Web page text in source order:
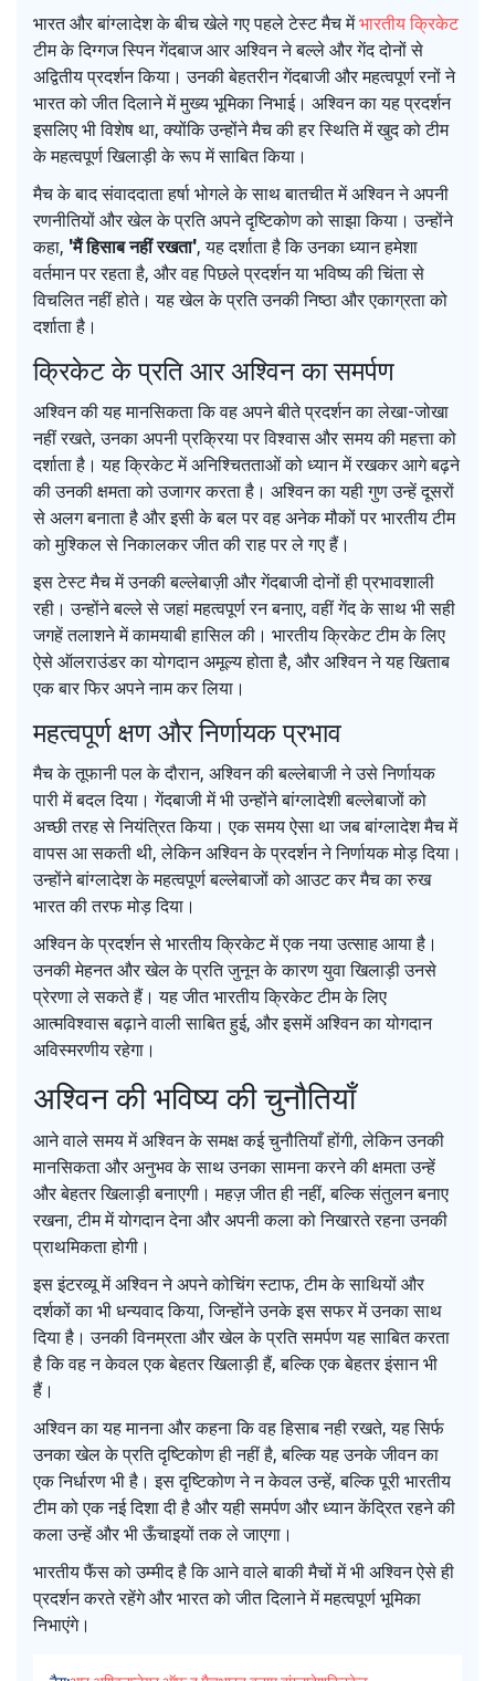
भारत और बांग्लादेश के बीच खेले गए पहले टेस्ट मैच मेंभारतीय क्रिकेट
टीम के दिग्गज स्पिन गेंदबाज आर अश्विन ने बल्ले और गेंद दोनों से
अद्वितीय प्रदर्शन किया। उनकी बेहतरीन गेंदबाजी और महत्वपूर्ण रनों ने
भारत को जीत दिलाने में मुख्य भूमिका निभाई। अश्विन का यह प्रदर्शन
इसलिए भी विशेष था, क्योंकि उन्होंने मैच की हर स्थिति में खुद को टीम
के महत्वपूर्ण खिलाड़ी के रूप में साबित किया।
मैच के बाद संवाददाता हर्षा भोगले के साथ बातचीत में अश्विन ने अपनी
रणनीतियों और खेल के प्रति अपने दृष्टिकोण को साझा किया। उन्होंने
कहा, 'मैं हिसाब नहीं रखता', यह दर्शाता है कि उनका ध्यान हमेशा
वर्तमान पर रहता है, और वह पिछले प्रदर्शन या भविष्य की चिंता से
विचलित नहीं होते। यह खेल के प्रति उनकी निष्ठा और एकाग्रता को
दर्शाता है।
क्रिकेट के प्रति आर अश्विन का समर्पण
अश्विन की यह मानसिकता कि वह अपने बीते प्रदर्शन का लेखा-जोखा
नहीं रखते, उनका अपनी प्रक्रिया पर विश्वास और समय की महत्ता को
दर्शाता है। यह क्रिकेट में अनिश्चितताओं को ध्यान में रखकर आगे बढ़ने
की उनकी क्षमता को उजागर करता है। अश्विन का यही गुण उन्हें दूसरों
से अलग बनाता है और इसी के बल पर वह अनेक मौकों पर भारतीय टीम
को मुश्किल से निकालकर जीत की राह पर ले गए हैं।
इस टेस्ट मैच में उनकी बल्लेबाज़ी और गेंदबाजी दोनों ही प्रभावशाली
रही। उन्होंने बल्ले से जहां महत्वपूर्ण रन बनाए, वहीं गेंद के साथ भी सही
जगहें तलाशने में कामयाबी हासिल की। भारतीय क्रिकेट टीम के लिए
ऐसे ऑलराउंडर का योगदान अमूल्य होता है, और अश्विन ने यह खिताब
एक बार फिर अपने नाम कर लिया।
महत्वपूर्ण क्षण और निर्णायक प्रभाव
मैच के तूफानी पल के दौरान, अश्विन की बल्लेबाजी ने उसे निर्णायक
पारी में बदल दिया। गेंदबाजी में भी उन्होंने बांग्लादेशी बल्लेबाजों को
अच्छी तरह से नियंत्रित किया। एक समय ऐसा था जब बांग्लादेश मैच में
वापस आ सकती थी, लेकिन अश्विन के प्रदर्शन ने निर्णायक मोड़ दिया।
उन्होंने बांग्लादेश के महत्वपूर्ण बल्लेबाजों को आउट कर मैच का रुख
भारत की तरफ मोड़ दिया।
अश्विन के प्रदर्शन से भारतीय क्रिकेट में एक नया उत्साह आया है।
उनकी मेहनत और खेल के प्रति जुनून के कारण युवा खिलाड़ी उनसे
प्रेरणा ले सकते हैं। यह जीत भारतीय क्रिकेट टीम के लिए
आत्मविश्वास बढ़ाने वाली साबित हुई, और इसमें अश्विन का योगदान
अविस्मरणीय रहेगा।
अश्विन की भविष्य की चुनौतियाँ
आने वाले समय में अश्विन के समक्ष कई चुनौतियाँ होंगी, लेकिन उनकी
मानसिकता और अनुभव के साथ उनका सामना करने की क्षमता उन्हें
और बेहतर खिलाड़ी बनाएगी। महज़ जीत ही नहीं, बल्कि संतुलन बनाए
रखना, टीम में योगदान देना और अपनी कला को निखारते रहना उनकी
प्राथमिकता होगी।
इस इंटरव्यू में अश्विन ने अपने कोचिंग स्टाफ, टीम के साथियों और
दर्शकों का भी धन्यवाद किया, जिन्होंने उनके इस सफर में उनका साथ
दिया है। उनकी विनम्रता और खेल के प्रति समर्पण यह साबित करता
है कि वह न केवल एक बेहतर खिलाड़ी हैं, बल्कि एक बेहतर इंसान भी
हैं।
अश्विन का यह मानना और कहना कि वह हिसाब नही रखते, यह सिर्फ
उनका खेल के प्रति दृष्टिकोण ही नहीं है, बल्कि यह उनके जीवन का
एक निर्धारण भी है। इस दृष्टिकोण ने न केवल उन्हें, बल्कि पूरी भारतीय
टीम को एक नई दिशा दी है और यही समर्पण और ध्यान केंद्रित रहने की
कला उन्हें और भी ऊँचाइयों तक ले जाएगा।
भारतीय फैंस को उम्मीद है कि आने वाले बाकी मैचों में भी अश्विन ऐसे ही
प्रदर्शन करते रहेंगे और भारत को जीत दिलाने में महत्वपूर्ण भूमिका
निभाएंगे।